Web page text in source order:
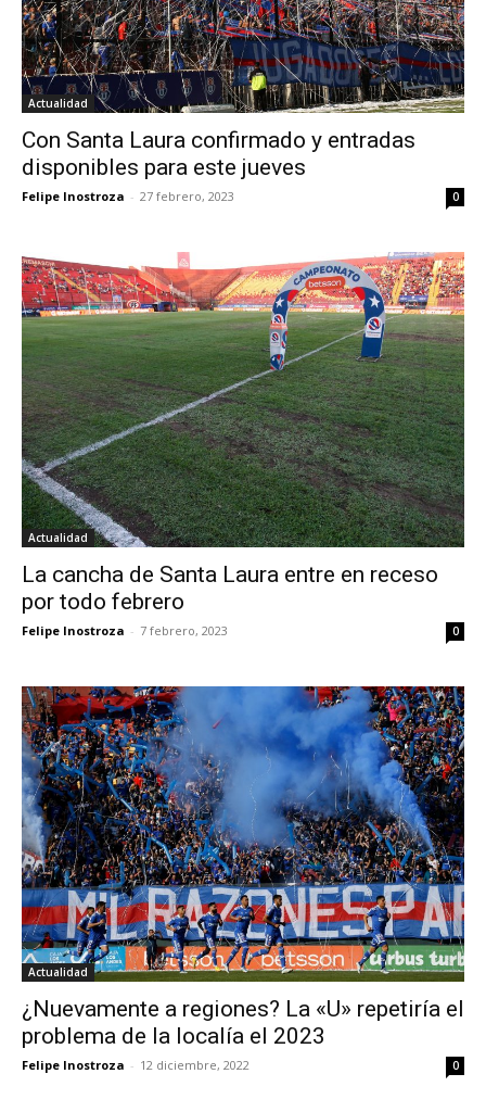
Actualidad
Con Santa Laura confirmado y entradas
disponibles para este jueves
Felipe Inostroza - 27 febrero, 2023 0
Actualidad
La cancha de Santa Laura entre en receso
por todo febrero
Felipe Inostroza - 7 febrero, 2023 0
Actualidad
¿Nuevamente a regiones? La «U» repetiría el
problema de la localía el 2023
Felipe Inostroza - 12 diciembre, 2022 0